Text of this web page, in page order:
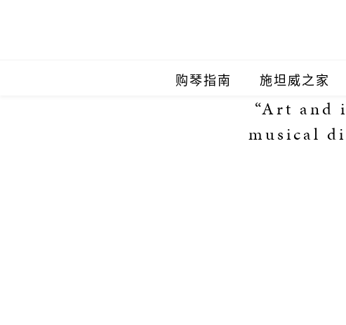
购琴指南 施坦威之家
施坦威之家北
施坦威浦东
“Art and
musical